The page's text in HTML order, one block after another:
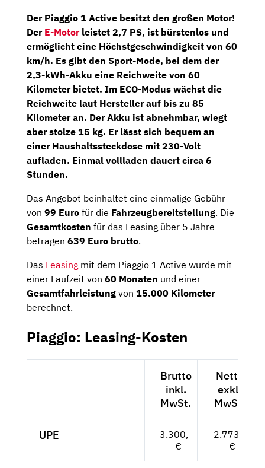
Der Piaggio 1 Active besitzt den großen Motor!
Der E-Motorleistet 2,7 PS, ist bürstenlos und
ermöglicht eine Höchstgeschwindigkeit von 60
km/h. Es gibt den Sport-Mode, bei dem der
2,3-kWh-Akku eine Reichweite von 60
Kilometerbietet. Im ECO-Modus wächst die
Reichweite laut Hersteller auf bis zu 85
Kilometer an. Der Akku ist abnehmbar, wiegt
aber stolze 15 kg. Er lässt sich bequem an
einer Haushaltssteckdose mit 230-Volt
aufladen. Einmal vollladen dauert circa 6
Stunden.
Das Angebot beinhaltet eine einmalige Gebühr
von 99 Euro für die Fahrzeugbereitstellung. Die
Gesamtkosten für das Leasing über 5 Jahre
betragen 639 Euro brutto.
Das Leasing mit dem Piaggio 1 Active wurde mit
einer Laufzeit von 60 Monaten und einer
Gesamtfahrleistung von 15.000 Kilometer
berechnet.
Piaggio: Leasing-Kosten
Brutto
inkl.
MwSt.
Netto
exkl.
MwSt.
UPE
3.300,-
- €
2.773,-
- €